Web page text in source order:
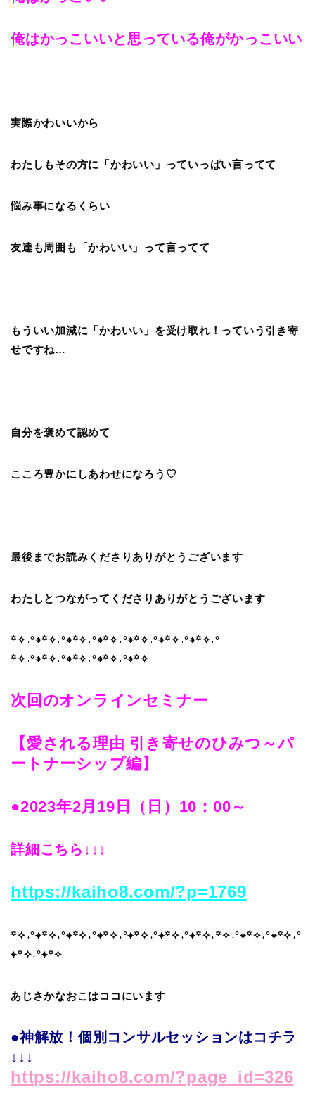
俺はかっこいいと思っている俺がかっこいい
実際かわいいから
わたしもその方に「かわいい」っていっぱい言ってて
悩み事になるくらい
友達も周囲も「かわいい」って言ってて
もういい加減に「かわいい」を受け取れ！っていう引き寄
せですね…
自分を褒めて認めて
こころ豊かにしあわせになろう♡
最後までお読みくださりありがとうございます
わたしとつながってくださりありがとうございます
꙳✧˖°⌖꙳✧˖°⌖꙳✧˖°⌖꙳✧˖°⌖꙳✧˖°⌖꙳✧˖°⌖꙳✧˖°​
꙳✧˖°⌖꙳✧˖°⌖꙳✧˖°⌖꙳✧˖°⌖꙳✧
次回のオンラインセミナー
【愛される理由 引き寄せのひみつ～パ
ートナーシップ編】
●2023年2月19日（日）10：00～
詳細こちら↓↓↓
https://kaiho8.com/?p=1769
꙳✧˖°⌖꙳✧˖°⌖꙳✧˖°⌖꙳✧˖°⌖꙳✧˖°⌖꙳✧˖°⌖꙳✧˖꙳✧˖°⌖꙳✧˖°⌖꙳✧˖°
⌖꙳✧˖°⌖꙳✧
あじさかなおこはココにいます
●神解放！個別コンサルセッションはコチラ
↓↓↓
https://kaiho8.com/?page_id=326